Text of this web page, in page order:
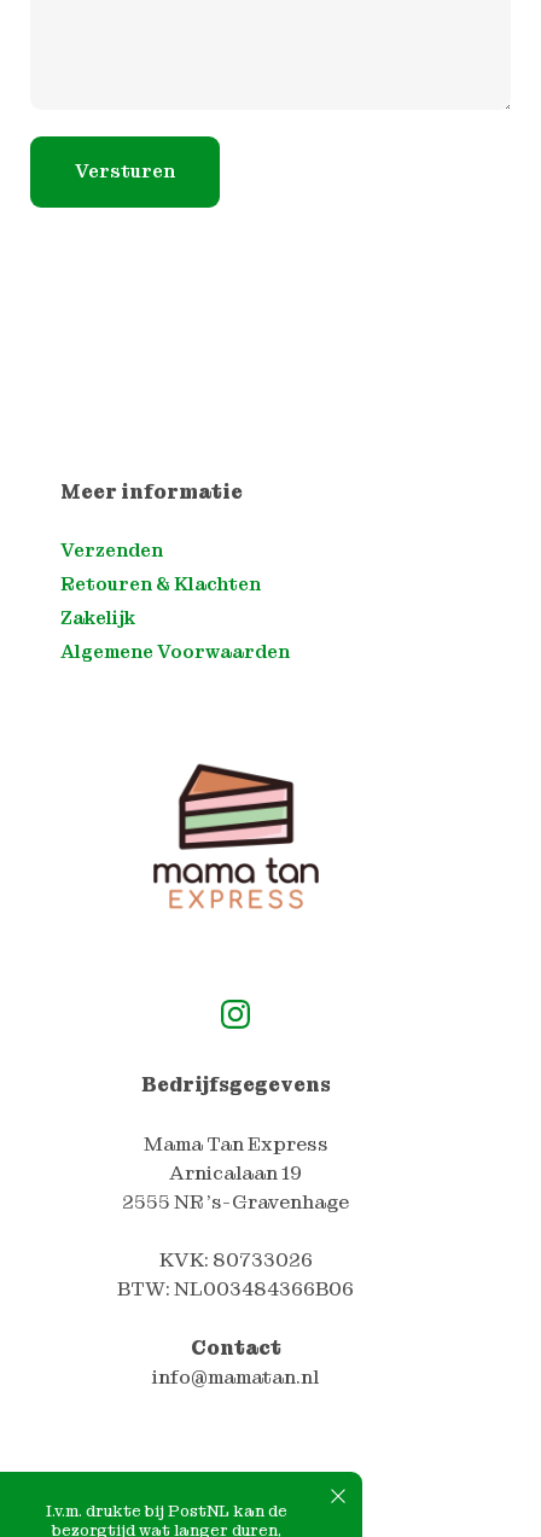
Meer informatie
Verzenden
Retouren & Klachten
Zakelijk
Algemene Voorwaarden
Mama Tan Express Instagram Pagina
Bedrijfsgegevens
Mama Tan Express
Arnicalaan 19
2555 NR 's-Gravenhage
KVK: 80733026
BTW: NL003484366B06
Contact
info@mamatan.nl
I.v.m. drukte bij PostNL kan de
bezorgtijd wat langer duren,